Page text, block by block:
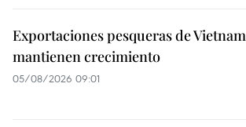
Exportaciones pesqueras de Vietnam
mantienen crecimiento
05/08/2026 09:01